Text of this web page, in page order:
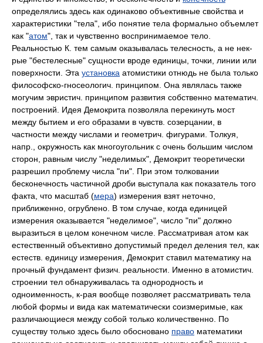
определялись здесь как одинаково объективные свойства и
характеристики "тела", ибо понятие тела формально объемлет
как "атом", так и чувственно воспринимаемое тело.
Реальностью К. тем самым оказывалась телесность, а не нек-
рые "бестелесные" сущности вроде единицы, точки, линии или
поверхности. Эта установка атомистики отнюдь не была только
философско-гносеологич. принципом. Она являлась также
могучим эвристич. принципом развития собственно математич.
построений. Идея Демокрита позволяла перекинуть мост
между бытием и его образами в чувств. созерцании, в
частности между числами и геометрич. фигурами. Толкуя,
напр., окружность как многоугольник с очень большим числом
сторон, равным числу "неделимых", Демокрит теоретически
разрешил проблему числа "пи". При этом толковании
бесконечность частичной дроби выступала как показатель того
факта, что масштаб (мера) измерения взят неточно,
приближенно, огрублено. В том случае, когда единицей
измерения оказывается "неделимое", число "пи" должно
выразиться в целом конечном числе. Рассматривая атом как
естественный объективно допустимый предел деления тел, как
естеств. единицу измерения, Демокрит ставил математику на
прочный фундамент физич. реальности. Именно в атомистич.
строении тел обнаруживалась та однородность и
одноименность, к-рая вообще позволяет рассматривать тела
любой формы и вида как математически соизмеримые, как
различающиеся между собой только количественно. По
существу только здесь было обосновано право математики